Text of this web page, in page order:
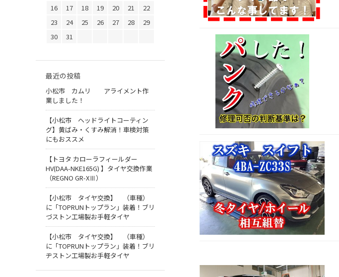
16
17 18 19 20 21
22
23
24 25 26 27 28
29
30
31
最近の投稿
小松市 カムリ アライメント作
業しました！
【小松市 ヘッドライトコーティン
グ】黄ばみ・くすみ解消！車検対策
にもおススメ
【トヨタ カローラフィールダー
HV(DAA-NKE165G) 】タイヤ交換作業
（REGNO GR-XⅢ）
【小松市 タイヤ交換】 （車種）
に「TOPRUNトップラン」装着！ブリ
づストン工場製お手軽タイヤ
【小松市 タイヤ交換】 （車種）
に「TOPRUNトップラン」装着！ブリ
ヂストン工場製お手軽タイヤ